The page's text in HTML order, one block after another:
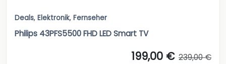
Deals, Elektronik, Fernseher
Philips 43PFS5500 FHD LED Smart TV
199,00 € 239,00 €